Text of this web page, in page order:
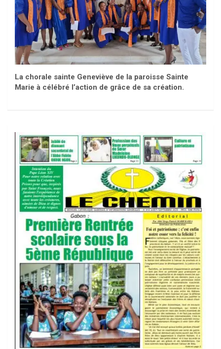
La chorale sainte Geneviève de la paroisse Sainte
Marie à célébré l’action de grâce de sa création.